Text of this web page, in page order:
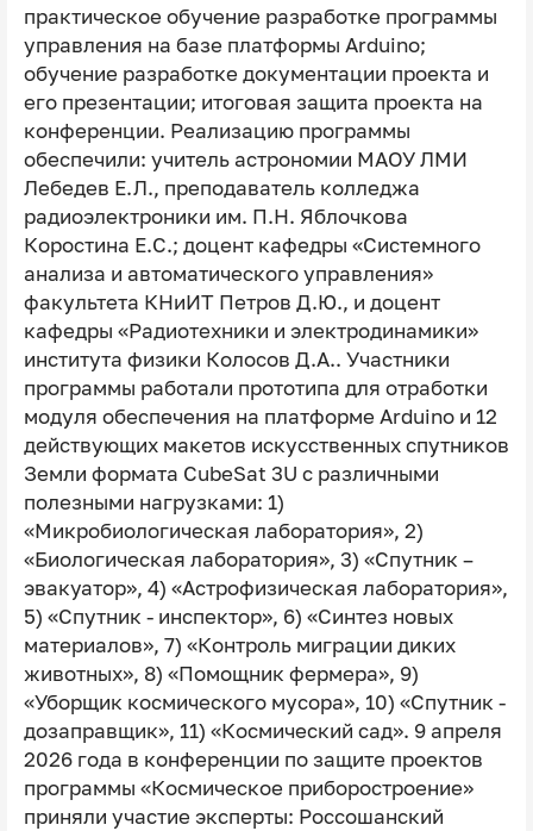
практическое обучение разработке программы
управления на базе платформы Arduino;
обучение разработке документации проекта и
его презентации; итоговая защита проекта на
конференции. Реализацию программы
обеспечили: учитель астрономии МАОУ ЛМИ
Лебедев Е.Л., преподаватель колледжа
радиоэлектроники им. П.Н. Яблочкова
Коростина Е.С.; доцент кафедры «Системного
анализа и автоматического управления»
факультета КНиИТ Петров Д.Ю., и доцент
кафедры «Радиотехники и электродинамики»
института физики Колосов Д.А.. Участники
программы работали прототипа для отработки
модуля обеспечения на платформе Arduino и 12
действующих макетов искусственных спутников
Земли формата CubeSat 3U с различными
полезными нагрузками: 1)
«Микробиологическая лаборатория», 2)
«Биологическая лаборатория», 3) «Спутник –
эвакуатор», 4) «Астрофизическая лаборатория»,
5) «Спутник ‑ инспектор», 6) «Синтез новых
материалов», 7) «Контроль миграции диких
животных», 8) «Помощник фермера», 9)
«Уборщик космического мусора», 10) «Спутник ‑
дозаправщик», 11) «Космический сад». 9 апреля
2026 года в конференции по защите проектов
программы «Космическое приборостроение»
приняли участие эксперты: Россошанский